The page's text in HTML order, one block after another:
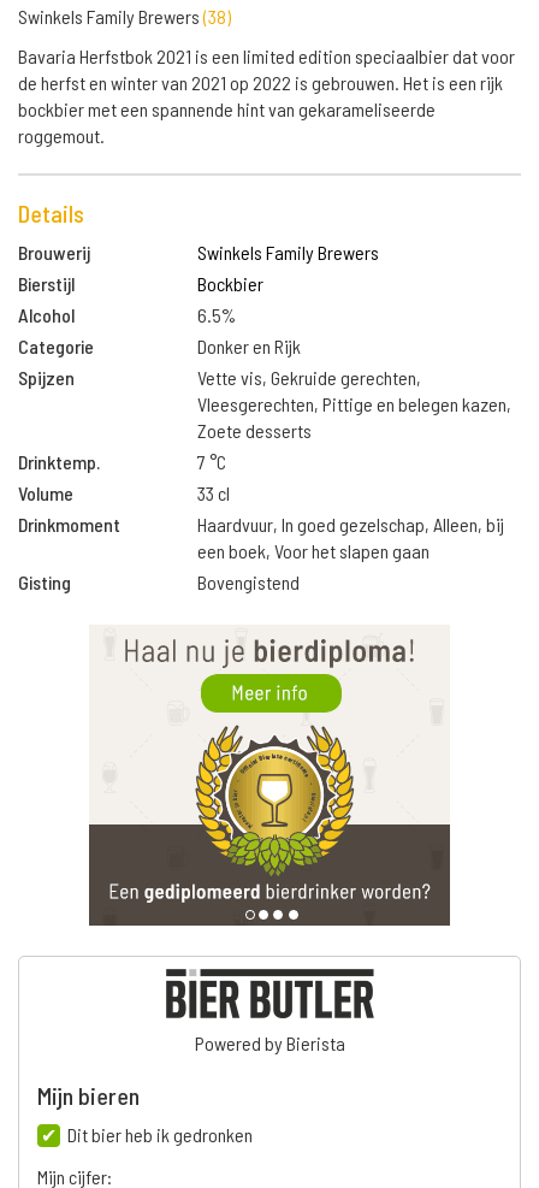
Swinkels Family Brewers(38)
Bavaria Herfstbok 2021 is een limited edition speciaalbier dat voor
de herfst en winter van 2021 op 2022 is gebrouwen. Het is een rijk
bockbier met een spannende hint van gekarameliseerde
roggemout.
Details
Brouwerij
Swinkels Family Brewers
Bierstijl
Bockbier
Alcohol
6.5%
Categorie
Donker en Rijk
Spijzen
Vette vis, Gekruide gerechten,
Vleesgerechten, Pittige en belegen kazen,
Zoete desserts
Drinktemp.
7 °C
Volume
33 cl
Drinkmoment
Haardvuur, In goed gezelschap, Alleen, bij
een boek, Voor het slapen gaan
Gisting
Bovengistend
Powered by Bierista
Mijn bieren
Dit bier heb ik gedronken
Mijn cijfer: